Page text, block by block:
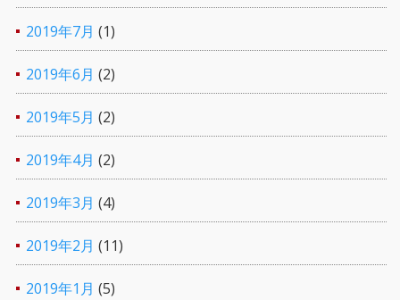
2019年7月 (1)
2019年6月 (2)
2019年5月 (2)
2019年4月 (2)
2019年3月 (4)
2019年2月 (11)
2019年1月 (5)